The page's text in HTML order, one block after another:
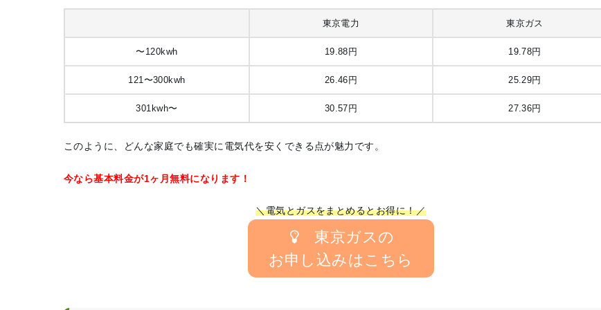
東京電力 東京ガス
〜120kwh 19.88円 19.78円
121〜300kwh 26.46円 25.29円
301kwh〜 30.57円 27.36円
このように、どんな家庭でも確実に電気代を安くできる点が魅力です。
今なら基本料金が1ヶ月無料になります！
＼電気とガスをまとめるとお得に！／
東京ガスの
お申し込みはこちら